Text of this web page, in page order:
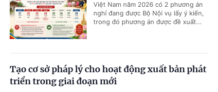
Việt Nam năm 2026 có 2 phương án
nghỉ đang được Bộ Nội vụ lấy ý kiến,
trong đó phương án được đề xuất...
Tạo cơ sở pháp lý cho hoạt động xuất bản phát
triển trong giai đoạn mới